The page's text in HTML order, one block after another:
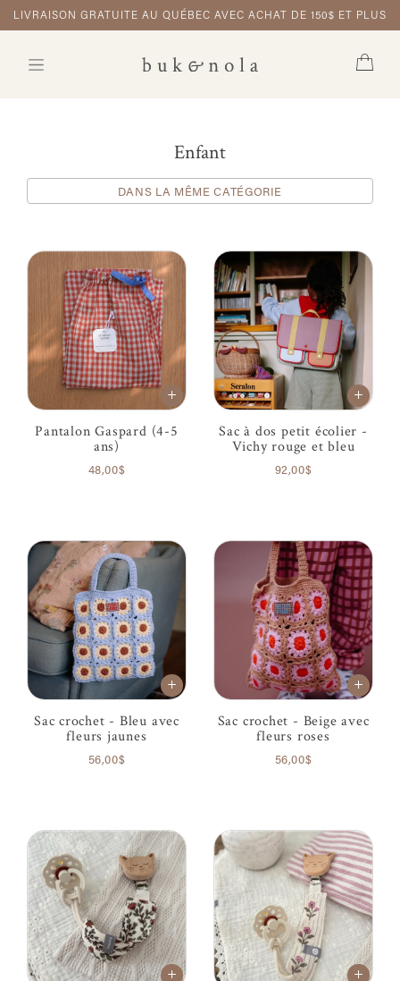
LIVRAISON GRATUITE AU QUÉBEC AVEC ACHAT DE 150$ ET PLUS
Enfant
DANS LA MÊME CATÉGORIE
Pantalon Gaspard (4-5
ans)
48,00$
Sac à dos petit écolier -
Vichy rouge et bleu
92,00$
Sac crochet - Bleu avec
fleurs jaunes
56,00$
Sac crochet - Beige avec
fleurs roses
56,00$